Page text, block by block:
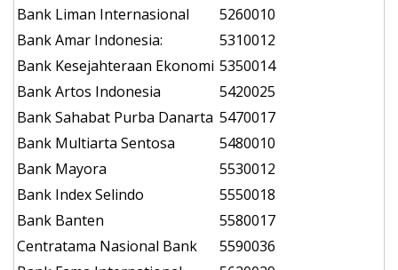
Bank Liman Internasional
5260010
Bank Amar Indonesia:
5310012
Bank Kesejahteraan Ekonomi 5350014
Bank Artos Indonesia
5420025
Bank Sahabat Purba Danarta 5470017
Bank Multiarta Sentosa
5480010
Bank Mayora
5530012
Bank Index Selindo
5550018
Bank Banten
5580017
Centratama Nasional Bank
5590036